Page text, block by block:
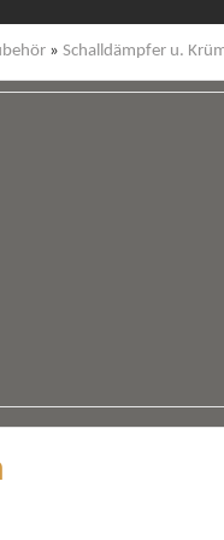
» Schalldämpfer u.